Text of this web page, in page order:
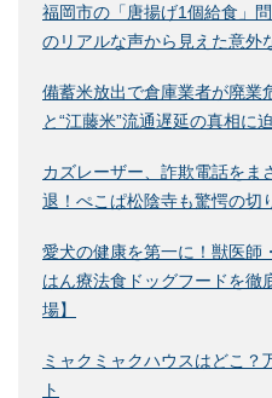
福岡市の「唐揚げ1個給食」
のリアルな声から見えた意外
備蓄米放出で倉庫業者が廃業
と“江藤米”流通遅延の真相に
カズレーザー、詐欺電話をま
退！ぺこぱ松陰寺も驚愕の切
愛犬の健康を第一に！獣医師
はん療法食ドッグフードを徹
場】
ミャクミャクハウスはどこ？
ト